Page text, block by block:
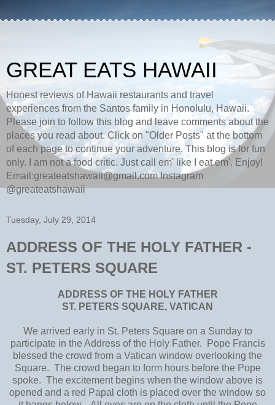
GREAT EATS HAWAII
Honest reviews of Hawaii restaurants and travel
experiences from the Santos family in Honolulu, Hawaii.
Please join to follow this blog and leave comments about the
places you read about. Click on "Older Posts" at the bottom
of each page to continue your adventure. This blog is for fun
only. I am not a food critic. Just call em' like I eat em'. Enjoy!
Email:greateatshawaii@gmail.com Instagram
@greateatshawaii
Tuesday, July 29, 2014
ADDRESS OF THE HOLY FATHER -
ST. PETERS SQUARE
ADDRESS OF THE HOLY FATHER
ST. PETERS SQUARE, VATICAN
We arrived early in St. Peters Square on a Sunday to
participate in the Address of the Holy Father. Pope Francis
blessed the crowd from a Vatican window overlooking the
Square. The crowd began to form hours before the Pope
spoke. The excitement begins when the window above is
opened and a red Papal cloth is placed over the window so